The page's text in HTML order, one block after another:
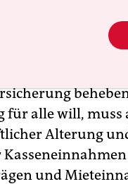
gesunde
Versorgung
für alle will, muss
Alterung
und